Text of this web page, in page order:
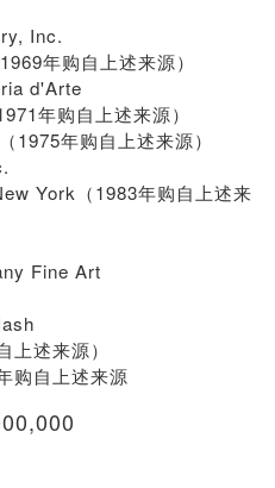
Inc.
年购自上述来源）
d'Arte
年购自上述来源）
年购自上述来源）
York（1983年购自上述来
Fine Art
述来源）
购自上述来源